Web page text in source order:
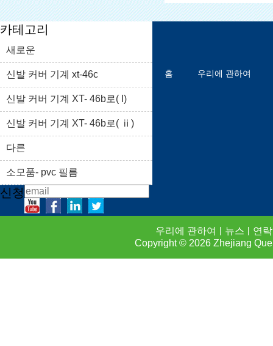
카테고리
새로운
신발 커버 기계 xt-46c
신발 커버 기계 XT- 46b로( I)
신발 커버 기계 XT- 46b로( ⅱ)
다른
소모품- pvc 필름
신청
홈 우리에 관하여
우리에 관하여 뉴스
연
Copyright © 2026Zhejiang